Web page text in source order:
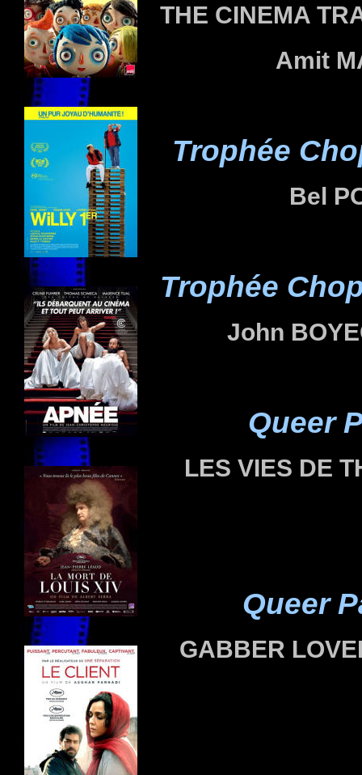
THE CINEMA
Amit
Trophée
Bel
Trophée
John
Queer
LES VIES DE
Queer
GABBER